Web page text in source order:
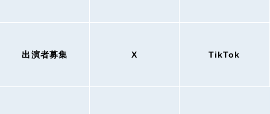
出演者募集 X TikTok